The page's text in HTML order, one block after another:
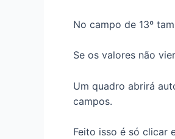
No campo de 13º
Se os valores não
Um quadro abrirá
campos.
Feito isso é só clicar